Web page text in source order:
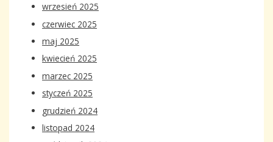
wrzesień 2025
czerwiec 2025
maj 2025
kwiecień 2025
marzec 2025
styczeń 2025
grudzień 2024
listopad 2024